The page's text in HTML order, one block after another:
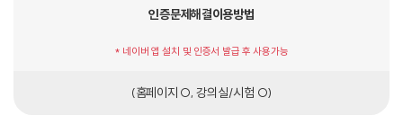
인증문제해결이용방법
* 네이버 앱 설치 및 인증서 발급 후 사용가능
(홈페이지 O, 강의실/시험 O)